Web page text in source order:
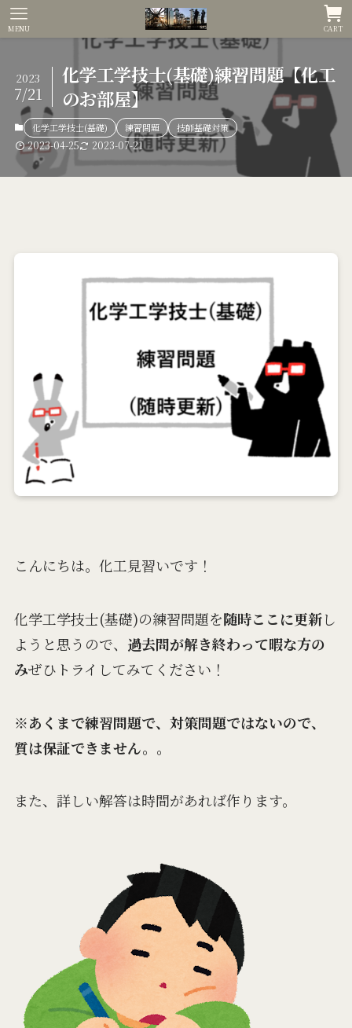
CART
MENU
化学工学技士(基礎)練習問題【化工
のお部屋】
2023
7/21
化学工学技士(基礎) 練習問題 技師基礎対策
2023-04-25 2023-07-21
こんにちは。化工見習いです！
化学工学技士(基礎)の練習問題を随時ここに更新し
ようと思うので、 過去問が解き終わって暇な方の
みぜひトライしてみてください！
※あくまで練習問題で、対策問題ではないので、
質は保証できません。。
また、詳しい解答は時間があれば作ります。